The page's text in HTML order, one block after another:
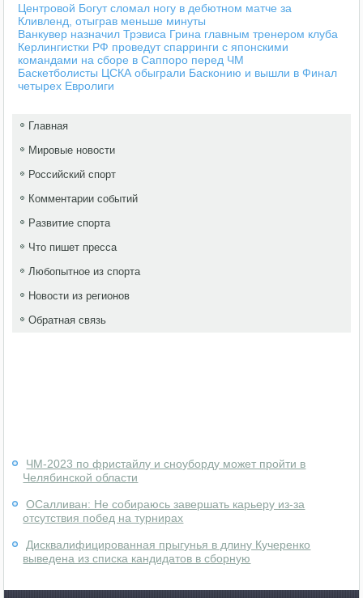
Центровой Богут сломал ногу в дебютном матче за
Кливленд, отыграв меньше минуты
Ванкувер назначил Трэвиса Грина главным тренером клуба
Керлингистки РФ проведут спарринги с японскими
командами на сборе в Саппоро перед ЧМ
Баскетболисты ЦСКА обыграли Басконию и вышли в Финал
четырех Евролиги
Главная
Мировые новости
Российский спорт
Комментарии событий
Развитие спорта
Что пишет пресса
Любопытное из спорта
Новости из регионов
Обратная связь
ЧМ-2023 по фристайлу и сноуборду может пройти в
Челябинской области
ОСалливан: Не собираюсь завершать карьеру из-за
отсутствия побед на турнирах
Дисквалифицированная прыгунья в длину Кучеренко
выведена из списка кандидатов в сборную